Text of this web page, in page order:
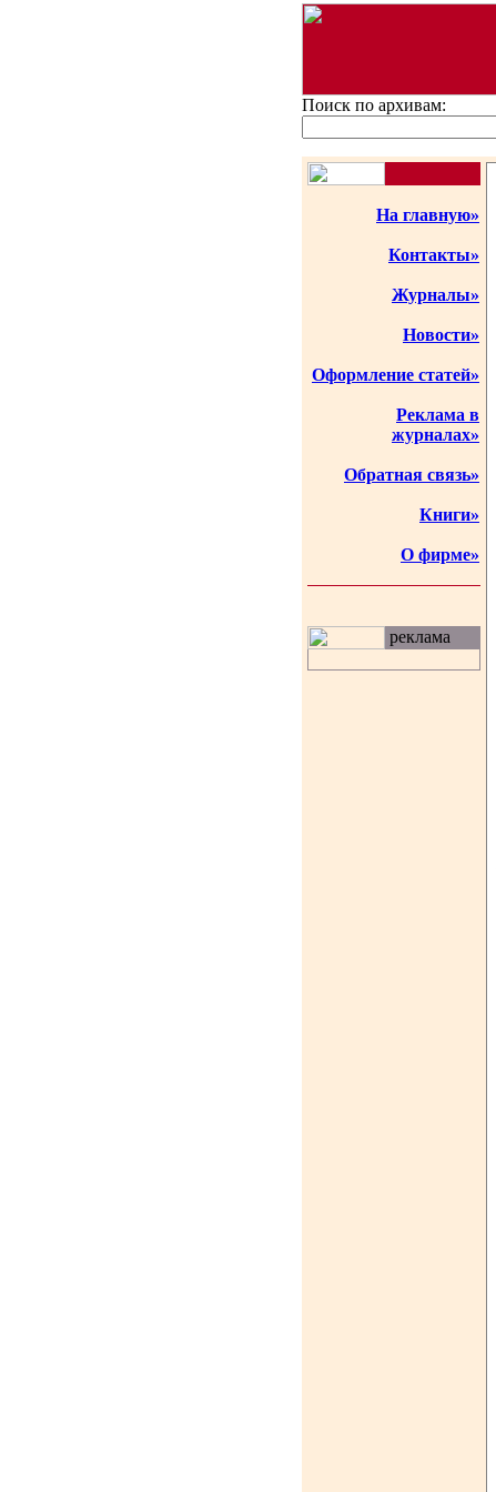
Поиск по архивам:
На главную»
Контакты»
Журналы»
Новости»
Оформление статей»
Реклама в
журналах»
Обратная связь»
Книги»
О фирме»
реклама